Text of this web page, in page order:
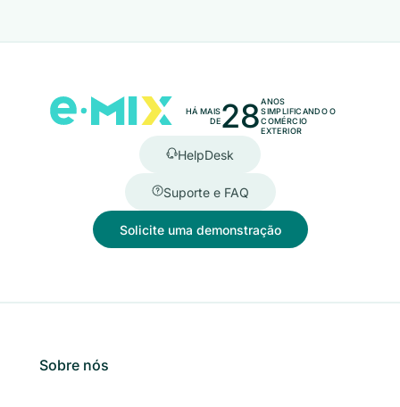
HÁ MAIS
DE28ANOS
SIMPLIFICANDO O
COMÉRCIO
EXTERIOR
HelpDesk
Suporte e FAQ
Solicite uma demonstração
Sobre nós